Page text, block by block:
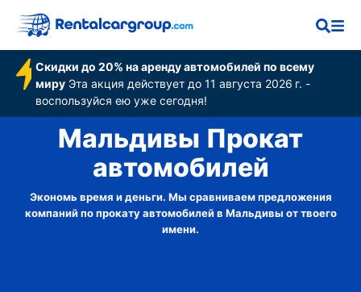
Скидки до 20% на аренду автомобилей по всему
мируЭта акция действует до 11 августа 2026 г. -
воспользуйся ею уже сегодня!
Мальдивы Прокат
автомобилей
Экономь время и деньги. Мы сравниваем предложения
компаний по прокату автомобилей в Мальдивы от твоего
имени.